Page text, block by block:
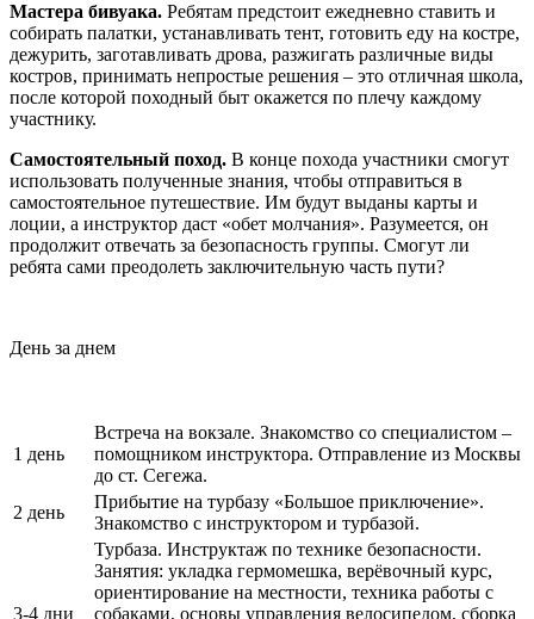
Мастера бивуака. Ребятам предстоит ежедневно ставить и
собирать палатки, устанавливать тент, готовить еду на костре,
дежурить, заготавливать дрова, разжигать различные виды
костров, принимать непростые решения – это отличная школа,
после которой походный быт окажется по плечу каждому
участнику.
Самостоятельный поход. В конце похода участники смогут
использовать полученные знания, чтобы отправиться в
самостоятельное путешествие. Им будут выданы карты и
лоции, а инструктор даст «обет молчания». Разумеется, он
продолжит отвечать за безопасность группы. Смогут ли
ребята сами преодолеть заключительную часть пути?
День за днем
1 день
Встреча на вокзале. Знакомство со специалистом –
помощником инструктора. Отправление из Москвы
до ст. Сегежа.
2 день
Прибытие на турбазу «Большое приключение».
Знакомство с инструктором и турбазой.
3-4 дни
Турбаза. Инструктаж по технике безопасности.
Занятия: укладка гермомешка, верёвочный курс,
ориентирование на местности, техника работы с
собаками, основы управления велосипедом, сборка